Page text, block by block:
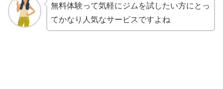
無料体験って気軽にジムを試したい方にとっ
てかなり人気なサービスですよね